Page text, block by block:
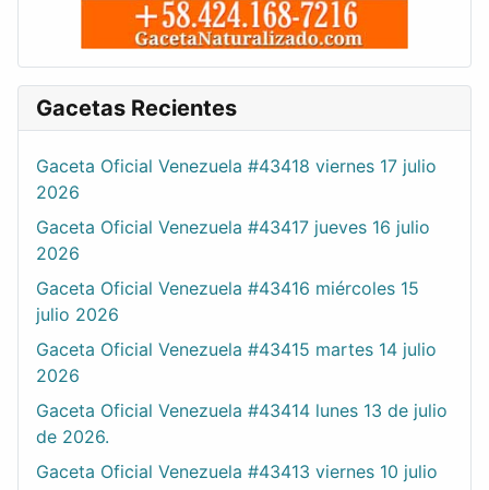
Gacetas Recientes
Gaceta Oficial Venezuela #43418 viernes 17 julio
2026
Gaceta Oficial Venezuela #43417 jueves 16 julio
2026
Gaceta Oficial Venezuela #43416 miércoles 15
julio 2026
Gaceta Oficial Venezuela #43415 martes 14 julio
2026
Gaceta Oficial Venezuela #43414 lunes 13 de julio
de 2026.
Gaceta Oficial Venezuela #43413 viernes 10 julio